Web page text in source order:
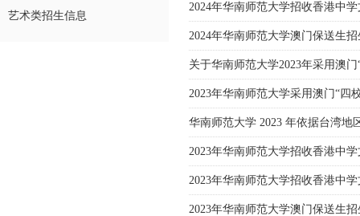
艺术类招生信息
2024年华南师范大学招收香港中
2024年华南师范大学澳门保送生
关于华南师范大学2023年采用澳
2023年华南师范大学采用澳门“四
华南师范大学 2023 年依据台湾
2023年华南师范大学招收香港中
2023年华南师范大学招收香港中
2023年华南师范大学澳门保送生